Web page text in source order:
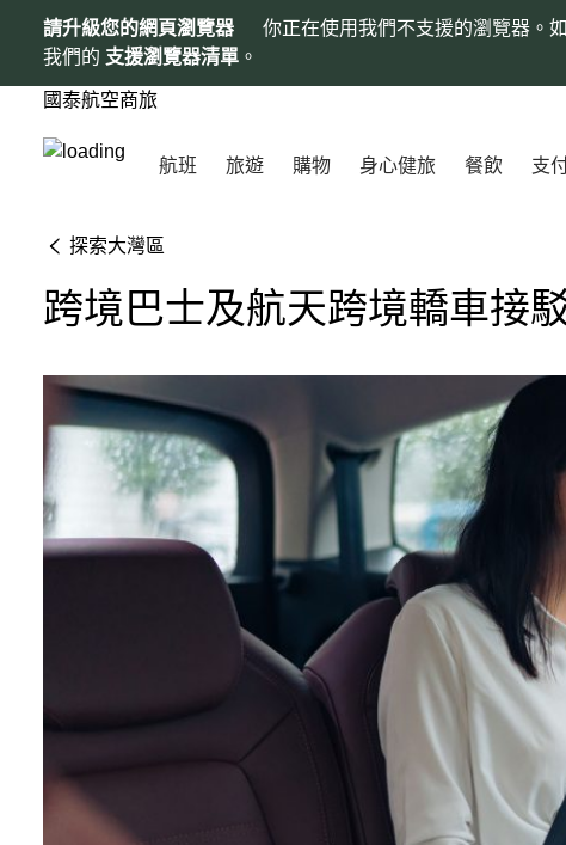
請升級您的網頁瀏覽器
你正在使用我們不支援的瀏覽器。
我們的 支援瀏覽器清單 。
國泰航空商旅
航班 旅遊 購物 身心健旅 餐飲 支
探索大灣區
跨境巴士及航天跨境轎車接